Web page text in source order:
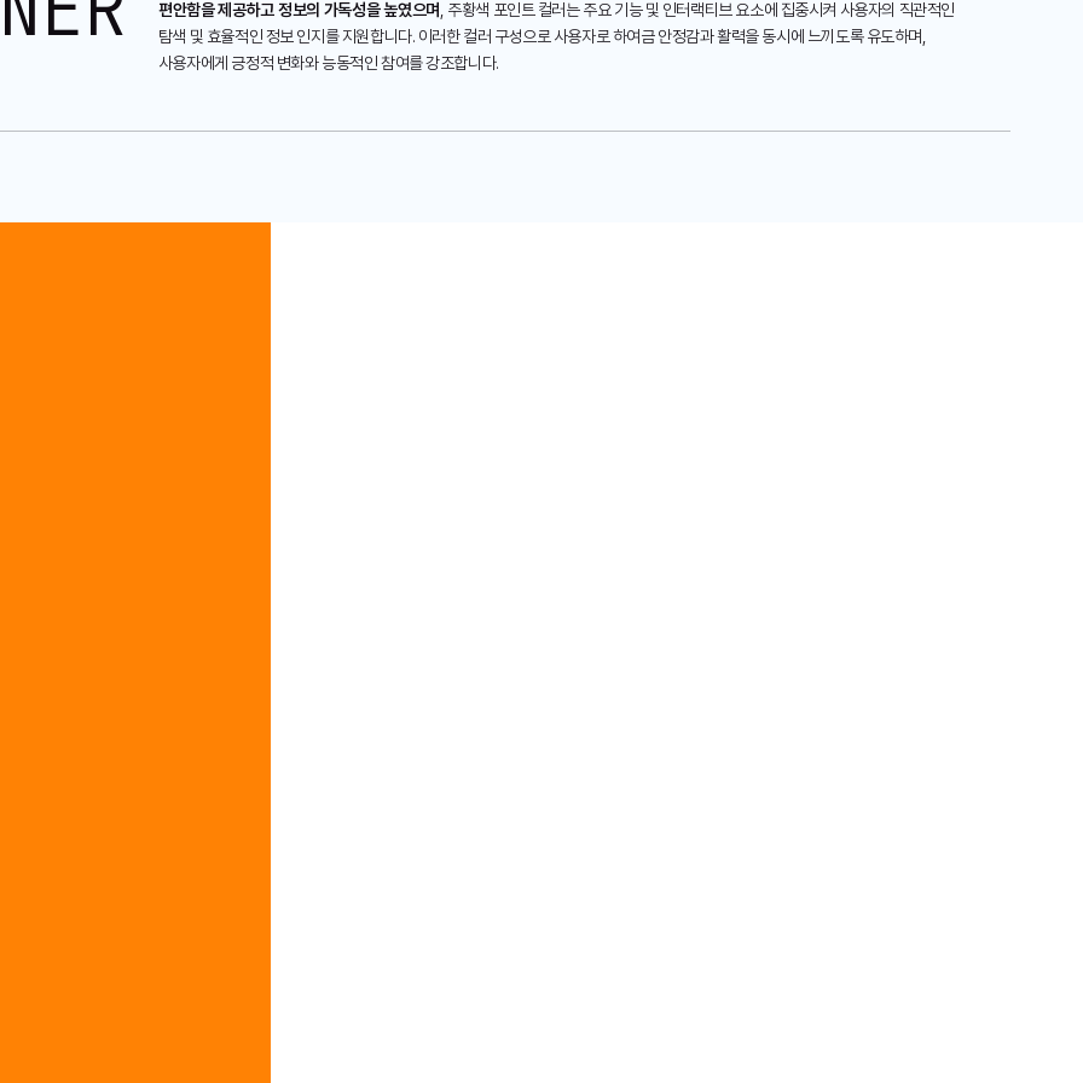
편안함을 제공하고 정보의 가독성을 높였으며 , 주황색 포인트 컬러는 주요 기능 및 인터랙티브 요소에 집중시켜 사용자의 직관적인
탐색 및 효율적인 정보 인지를 지원합니다. 이러한 컬러 구성으로 사용자로 하여금 안정감과 활력을 동시에 느끼도록 유도하며,
사용자에게 긍정적 변화와 능동적인 참여를 강조합니다.